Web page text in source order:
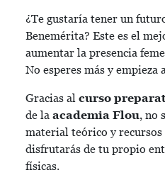
¿Te gustaría tener un
Benemérita? Este es el
aumentar la presencia
No esperes más y empieza
Gracias al curso
de la academia Flou, no
material teórico y recursos
disfrutarás de tu propio
físicas.